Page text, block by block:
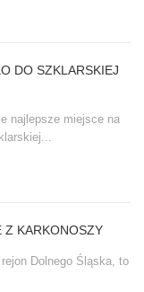
DO SZKLARSKIEJ
najlepsze miejsce na
Z KARKONOSZY
Dolnego Śląska, to